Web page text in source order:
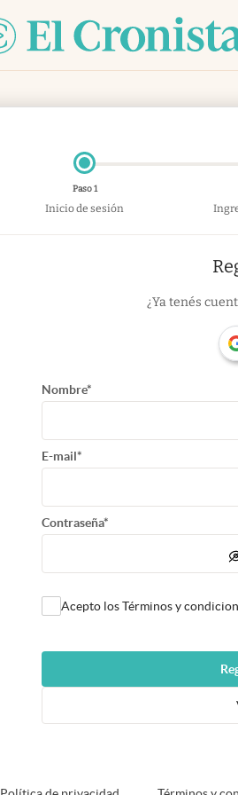
Paso 1
Inicio de sesión
¿Ya tenés
Nombre*
E-mail*
Contraseña*
Acepto los Términos y